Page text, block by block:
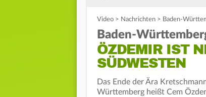
Video > Nachrichten > Baden-
Baden-
ÖZDEMIR IST
SÜDWESTEN
Das Ende der Ära
Württemberg heißt Cem